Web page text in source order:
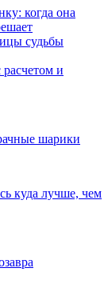
когда она
судьбы
и
шарики
куда лучше, чем